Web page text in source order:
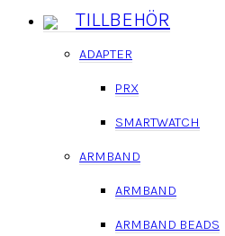
TILLBEHÖR
ADAPTER
PRX
SMARTWATCH
ARMBAND
ARMBAND
ARMBAND BEADS